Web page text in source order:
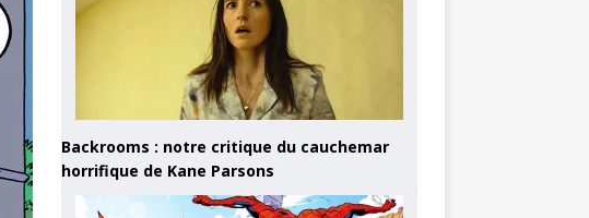
Backrooms : notre critique du cauchemar
horrifique de Kane Parsons